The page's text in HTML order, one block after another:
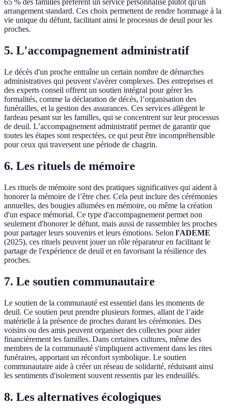
65 % des familles préfèrent un service personnalisé plutôt qu'un
arrangement standard. Ces choix permettent de rendre hommage à la
vie unique du défunt, facilitant ainsi le processus de deuil pour les
proches.
5. L'accompagnement administratif
Le décès d'un proche entraîne un certain nombre de démarches
administratives qui peuvent s'avérer complexes. Des entreprises et
des experts conseil offrent un soutien intégral pour gérer les
formalités, comme la déclaration de décès, l’organisation des
funérailles, et la gestion des assurances. Ces services allègent le
fardeau pesant sur les familles, qui se concentrent sur leur processus
de deuil. L’accompagnement administratif permet de garantir que
toutes les étapes sont respectées, ce qui peut être incompréhensible
pour ceux qui traversent une période de chagrin.
6. Les rituels de mémoire
Les rituels de mémoire sont des pratiques significatives qui aident à
honorer la mémoire de l’être cher. Cela peut inclure des cérémonies
annuelles, des bougies allumées en mémoire, ou même la création
d'un espace mémorial. Ce type d'accompagnement permet non
seulement d'honorer le défunt, mais aussi de rassembler les proches
pour partager leurs souvenirs et leurs émotions. Selon l'ADEME
(2025), ces rituels peuvent jouer un rôle réparateur en facilitant le
partage de l'expérience de deuil et en favorisant la résilience des
proches.
7. Le soutien communautaire
Le soutien de la communauté est essentiel dans les moments de
deuil. Ce soutien peut prendre plusieurs formes, allant de l’aide
matérielle à la présence de proches durant les cérémonies. Des
voisins ou des amis peuvent organiser des collectes pour aider
financièrement les familles. Dans certaines cultures, même des
membres de la communauté s'impliquent activement dans les rites
funéraires, apportant un réconfort symbolique. Le soutien
communautaire aide à créer un réseau de solidarité, réduisant ainsi
les sentiments d'isolement souvent ressentis par les endeuillés.
8. Les alternatives écologiques